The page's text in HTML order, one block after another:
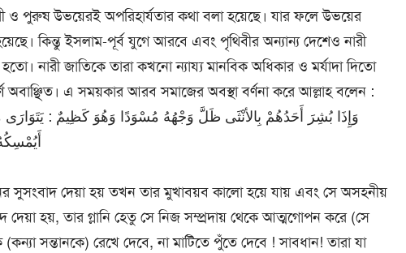
ও পুরুষ উভয়েরই অপরিহার্যতার কথা বলা হয়েছে। যার ফলে উভয়ের
কিন্তু ইসলাম-পূর্ব যুগে আরবে এবং পৃথিবীর অন্যান্য দেশেও নারী
নারী জাতিকে তারা কখনো ন্যায্য মানবিক অধিকার ও মর্যাদা দিতো
অবাঞ্ছিত। এ সময়কার আরব সমাজের অবস্থা বর্ণনা করে আল্লাহ বলেন :
وَإِذَا بُشِرَ أَحَدُهُمْ بِالأنْثَى ظَلَّ وَجْهُهُ مُسْوَدًا وَهُوَ كَظِيمٌ :
সুসংবাদ দেয়া হয় তখন তার মুখাবয়ব কালো হয়ে যায় এবং সে অসহনীয়
দেয়া হয়, তার গ্লানি হেতু সে নিজ সম্প্রদায় থেকে আত্মগোপন করে (সে
(কন্যা সন্তানকে) রেখে দেবে, না মাটিতে পুঁতে দেবে ! সাবধান! তারা যা